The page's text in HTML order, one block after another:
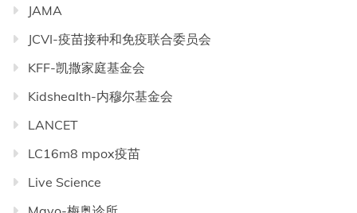
JAMA
JCVI-疫苗接种和免疫联合委员会
KFF-凯撒家庭基金会
Kidshealth-内穆尔基金会
LANCET
LC16m8 mpox疫苗
Live Science